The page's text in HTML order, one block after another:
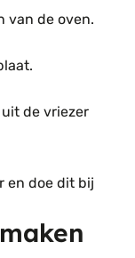
van de oven.
de vriezer
en doe dit bij